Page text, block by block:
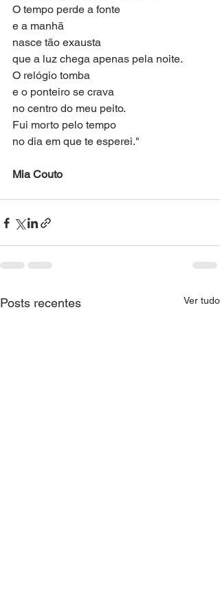
O tempo perde a fonte
e a manhã
nasce tão exausta
que a luz chega apenas pela noite.
O relógio tomba
e o ponteiro se crava
no centro do meu peito.
Fui morto pelo tempo
no dia em que te esperei."
Mia Couto
Posts recentes Ver tudo